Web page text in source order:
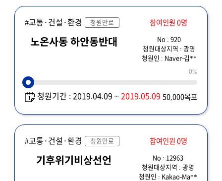
#교통·건설·환경 청원만료 참여인원 0명
노온사동 하안동반대
No : 920
청원대상지역 : 광명
청원인 : Naver-김**
0%
청원기간 : 2019.04.09 ~2019.05.09 50,000목표
#교통·건설·환경 청원만료 참여인원 0명
기후위기비상선언
No : 12963
청원대상지역 : 광명
청원인 : Kakao-Ma**